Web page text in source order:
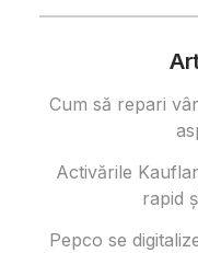
Cum să repari
Activările
rapid
Pepco se